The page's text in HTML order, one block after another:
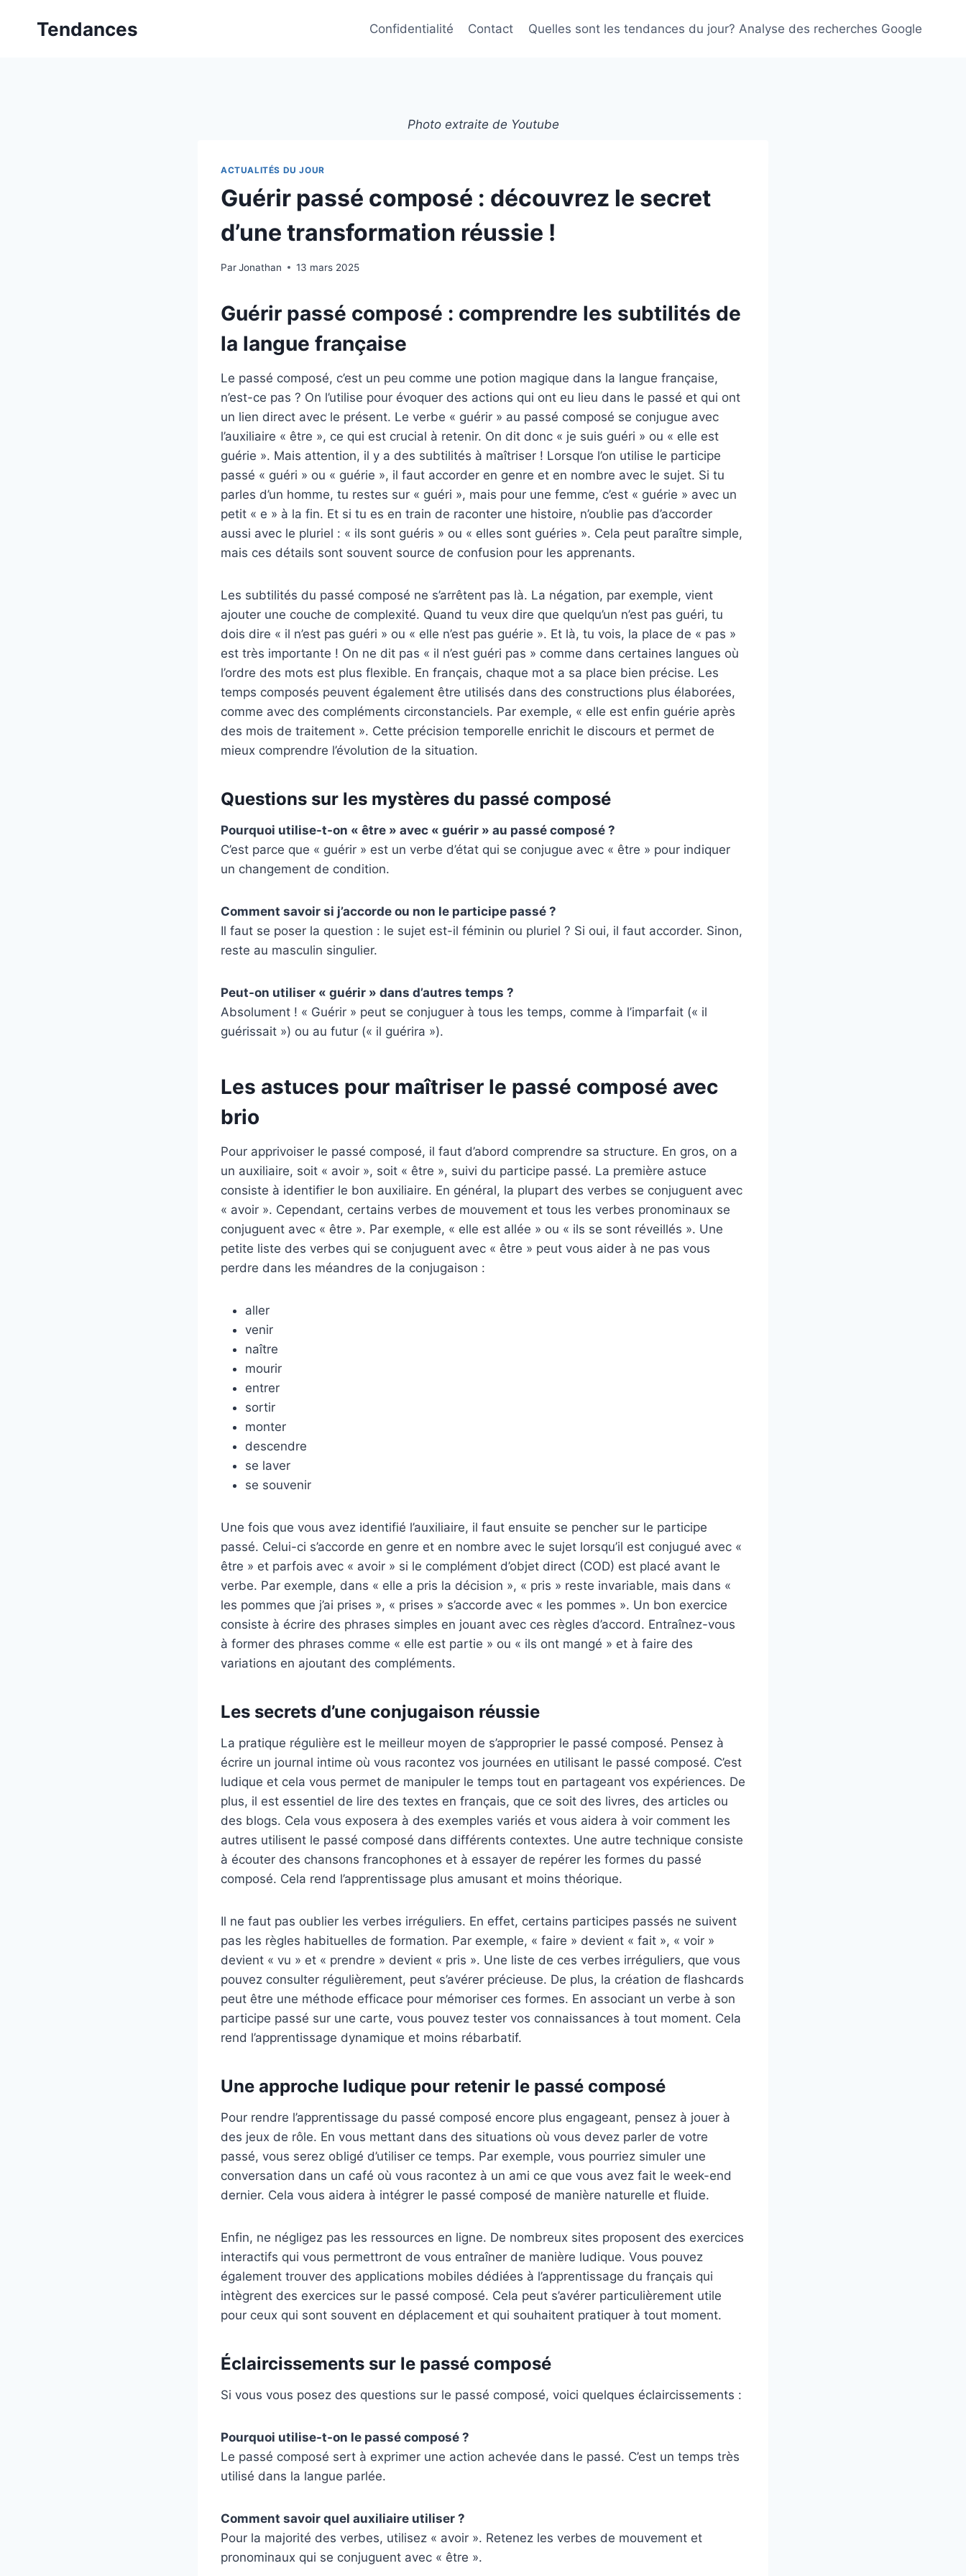
Tendances Confidentialité Contact Quelles sont les tendances du jour? Analyse des recherches Google
Photo extraite de Youtube
ACTUALITÉS DU JOUR
Guérir passé composé : découvrez le secret
d’une transformation réussie !
ParJonathan 13 mars 2025
Guérir passé composé : comprendre les subtilités de
la langue française
Le passé composé, c’est un peu comme une potion magique dans la langue française,
n’est-ce pas ? On l’utilise pour évoquer des actions qui ont eu lieu dans le passé et qui ont
un lien direct avec le présent. Le verbe « guérir » au passé composé se conjugue avec
l’auxiliaire « être », ce qui est crucial à retenir. On dit donc « je suis guéri » ou « elle est
guérie ». Mais attention, il y a des subtilités à maîtriser ! Lorsque l’on utilise le participe
passé « guéri » ou « guérie », il faut accorder en genre et en nombre avec le sujet. Si tu
parles d’un homme, tu restes sur « guéri », mais pour une femme, c’est « guérie » avec un
petit « e » à la fin. Et si tu es en train de raconter une histoire, n’oublie pas d’accorder
aussi avec le pluriel : « ils sont guéris » ou « elles sont guéries ». Cela peut paraître simple,
mais ces détails sont souvent source de confusion pour les apprenants.
Les subtilités du passé composé ne s’arrêtent pas là. La négation, par exemple, vient
ajouter une couche de complexité. Quand tu veux dire que quelqu’un n’est pas guéri, tu
dois dire « il n’est pas guéri » ou « elle n’est pas guérie ». Et là, tu vois, la place de « pas »
est très importante ! On ne dit pas « il n’est guéri pas » comme dans certaines langues où
l’ordre des mots est plus flexible. En français, chaque mot a sa place bien précise. Les
temps composés peuvent également être utilisés dans des constructions plus élaborées,
comme avec des compléments circonstanciels. Par exemple, « elle est enfin guérie après
des mois de traitement ». Cette précision temporelle enrichit le discours et permet de
mieux comprendre l’évolution de la situation.
Questions sur les mystères du passé composé
Pourquoi utilise-t-on « être » avec « guérir » au passé composé ?
C’est parce que « guérir » est un verbe d’état qui se conjugue avec « être » pour indiquer
un changement de condition.
Comment savoir si j’accorde ou non le participe passé ?
Il faut se poser la question : le sujet est-il féminin ou pluriel ? Si oui, il faut accorder. Sinon,
reste au masculin singulier.
Peut-on utiliser « guérir » dans d’autres temps ?
Absolument ! « Guérir » peut se conjuguer à tous les temps, comme à l’imparfait (« il
guérissait ») ou au futur (« il guérira »).
Les astuces pour maîtriser le passé composé avec
brio
Pour apprivoiser le passé composé, il faut d’abord comprendre sa structure. En gros, on a
un auxiliaire, soit « avoir », soit « être », suivi du participe passé. La première astuce
consiste à identifier le bon auxiliaire. En général, la plupart des verbes se conjuguent avec
« avoir ». Cependant, certains verbes de mouvement et tous les verbes pronominaux se
conjuguent avec « être ». Par exemple, « elle est allée » ou « ils se sont réveillés ». Une
petite liste des verbes qui se conjuguent avec « être » peut vous aider à ne pas vous
perdre dans les méandres de la conjugaison :
aller
venir
naître
mourir
entrer
sortir
monter
descendre
se laver
se souvenir
Une fois que vous avez identifié l’auxiliaire, il faut ensuite se pencher sur le participe
passé. Celui-ci s’accorde en genre et en nombre avec le sujet lorsqu’il est conjugué avec «
être » et parfois avec « avoir » si le complément d’objet direct (COD) est placé avant le
verbe. Par exemple, dans « elle a pris la décision », « pris » reste invariable, mais dans «
les pommes que j’ai prises », « prises » s’accorde avec « les pommes ». Un bon exercice
consiste à écrire des phrases simples en jouant avec ces règles d’accord. Entraînez-vous
à former des phrases comme « elle est partie » ou « ils ont mangé » et à faire des
variations en ajoutant des compléments.
Les secrets d’une conjugaison réussie
La pratique régulière est le meilleur moyen de s’approprier le passé composé. Pensez à
écrire un journal intime où vous racontez vos journées en utilisant le passé composé. C’est
ludique et cela vous permet de manipuler le temps tout en partageant vos expériences. De
plus, il est essentiel de lire des textes en français, que ce soit des livres, des articles ou
des blogs. Cela vous exposera à des exemples variés et vous aidera à voir comment les
autres utilisent le passé composé dans différents contextes. Une autre technique consiste
à écouter des chansons francophones et à essayer de repérer les formes du passé
composé. Cela rend l’apprentissage plus amusant et moins théorique.
Il ne faut pas oublier les verbes irréguliers. En effet, certains participes passés ne suivent
pas les règles habituelles de formation. Par exemple, « faire » devient « fait », « voir »
devient « vu » et « prendre » devient « pris ». Une liste de ces verbes irréguliers, que vous
pouvez consulter régulièrement, peut s’avérer précieuse. De plus, la création de flashcards
peut être une méthode efficace pour mémoriser ces formes. En associant un verbe à son
participe passé sur une carte, vous pouvez tester vos connaissances à tout moment. Cela
rend l’apprentissage dynamique et moins rébarbatif.
Une approche ludique pour retenir le passé composé
Pour rendre l’apprentissage du passé composé encore plus engageant, pensez à jouer à
des jeux de rôle. En vous mettant dans des situations où vous devez parler de votre
passé, vous serez obligé d’utiliser ce temps. Par exemple, vous pourriez simuler une
conversation dans un café où vous racontez à un ami ce que vous avez fait le week-end
dernier. Cela vous aidera à intégrer le passé composé de manière naturelle et fluide.
Enfin, ne négligez pas les ressources en ligne. De nombreux sites proposent des exercices
interactifs qui vous permettront de vous entraîner de manière ludique. Vous pouvez
également trouver des applications mobiles dédiées à l’apprentissage du français qui
intègrent des exercices sur le passé composé. Cela peut s’avérer particulièrement utile
pour ceux qui sont souvent en déplacement et qui souhaitent pratiquer à tout moment.
Éclaircissements sur le passé composé
Si vous vous posez des questions sur le passé composé, voici quelques éclaircissements :
Pourquoi utilise-t-on le passé composé ?
Le passé composé sert à exprimer une action achevée dans le passé. C’est un temps très
utilisé dans la langue parlée.
Comment savoir quel auxiliaire utiliser ?
Pour la majorité des verbes, utilisez « avoir ». Retenez les verbes de mouvement et
pronominaux qui se conjuguent avec « être ».